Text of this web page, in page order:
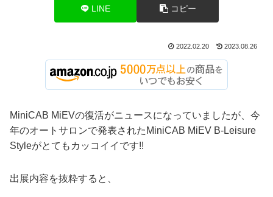
LINE コピー
2022.02.20 2023.08.26
MiniCAB MiEVの復活がニュースになっていましたが、今
年のオートサロンで発表されたMiniCAB MiEV B-Leisure
Styleがとてもカッコイイです!!
出展内容を抜粋すると、